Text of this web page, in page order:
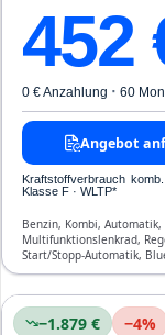
452
0 € Anzahlung · 60
Angebot
Kraftstoffverbrauch
Klasse F · WLTP*
Benzin, Kombi,
Multifunktionslenkrad,
Start/Stopp-Automatik,
Erkennung, ESP, ABS,
−1.879 € −4%